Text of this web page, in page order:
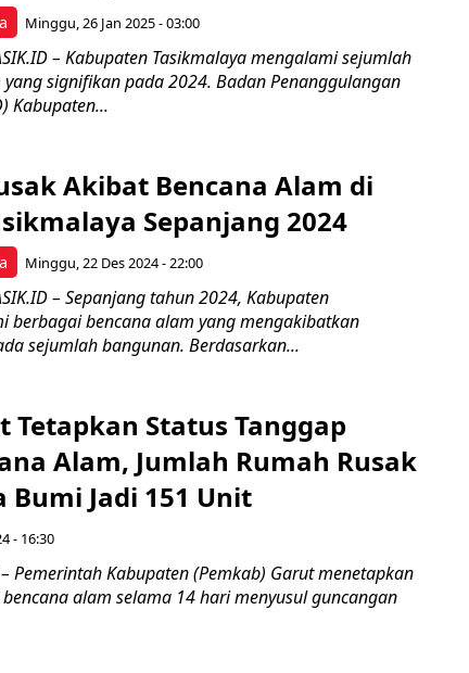
Minggu, 26 Jan 2025 - 03:00
– Kabupaten Tasikmalaya mengalami sejumlah
signifikan pada 2024. Badan Penanggulangan
Kabupaten...
Akibat Bencana Alam di
Sepanjang 2024
Minggu, 22 Des 2024 - 22:00
– Sepanjang tahun 2024, Kabupaten
berbagai bencana alam yang mengakibatkan
sejumlah bangunan. Berdasarkan...
Tetapkan Status Tanggap
Alam, Jumlah Rumah Rusak
Bumi Jadi 151 Unit
- 16:30
– Pemerintah Kabupaten (Pemkab) Garut menetapkan
alam selama 14 hari menyusul guncangan